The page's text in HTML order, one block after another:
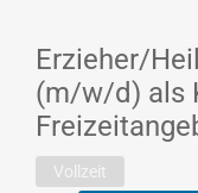
Erzieher/
(m/w/d) als
Vollzeit